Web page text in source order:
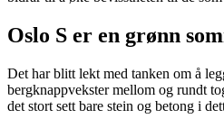
Oslo S er en grønn
Det har blitt lekt med tanken om å
bergknappvekster mellom og rundt
det stort sett bare stein og betong i